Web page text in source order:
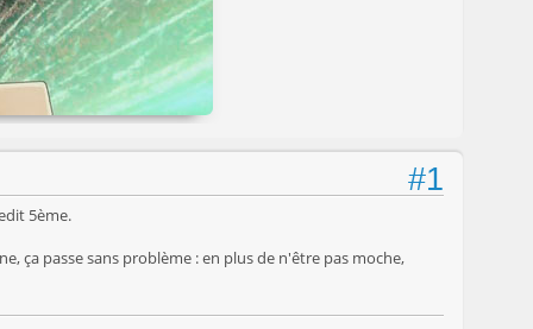
#1
5ème.
ça passe sans problème : en plus de n'être pas moche,